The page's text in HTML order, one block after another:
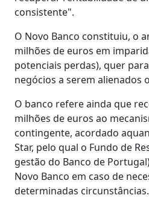
consistente".
O Novo Banco constituiu, o
milhões de euros em
potenciais perdas), quer
negócios a serem alienados
O banco refere ainda que
milhões de euros ao
contingente, acordado
Star, pelo qual o Fundo de
gestão do Banco de
Novo Banco em caso de
determinadas circunstâncias.